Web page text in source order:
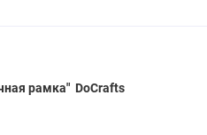
рамка" DoCrafts